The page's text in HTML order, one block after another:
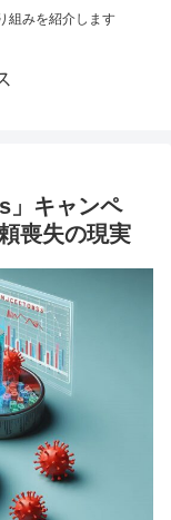
組みを紹介します
」キャンペ
喪失の現実